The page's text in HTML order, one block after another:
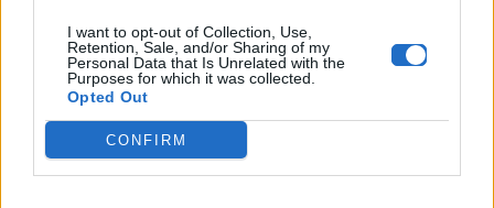
I want to opt-out of Collection, Use,
Retention, Sale, and/or Sharing of my
Personal Data that Is Unrelated with the
Purposes for which it was collected.
Opted Out
CONFIRM
φεύγω τώρα μακριά να βρω την υγεία μου
γιατί ο χωρισμός αυτός θα’ναι η σωτηρία μου
η ελευθερία μου
Ακούστε στο Spotify